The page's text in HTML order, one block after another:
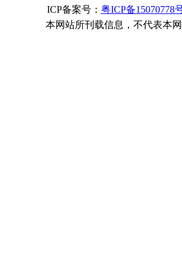
ICP备案号： 粤ICP备15070778
本网站所刊载信息，不代表本